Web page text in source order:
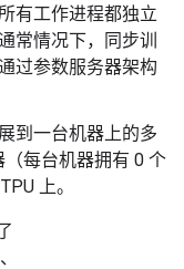
有工作进程都独立
常情况下，同步训
过参数服务器架构
到一台机器上的多
每台机器拥有 0 个
上。
、